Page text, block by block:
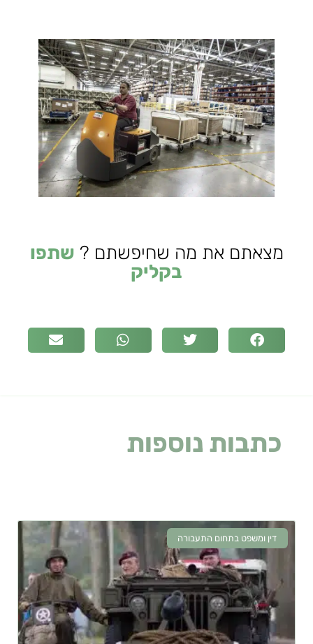
מצאתם את מה שחיפשתם ? שתפו
בקליק
כתבות נוספות
דין ומשפט בתחום התעבורה